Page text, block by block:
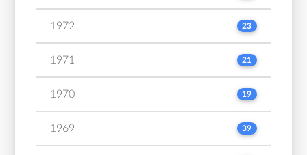
1972 23
1971 21
1970 19
1969 39